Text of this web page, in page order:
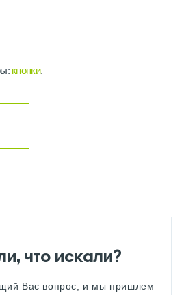
кнопки.
что искали?
Вас вопрос, и мы пришлем